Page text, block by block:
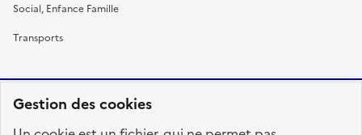
Gestion des cookies
Social, Enfance Famille
Transports